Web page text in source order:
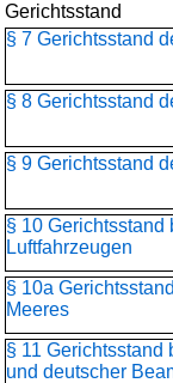
Gerichtsstand
§ 7 Gerichtsstand
§ 8 Gerichtsstand
§ 9 Gerichtsstand
§ 10 Gerichtsstand
Luftfahrzeugen
§ 10a
Meeres
§ 11 Gerichtsstand
und deutscher